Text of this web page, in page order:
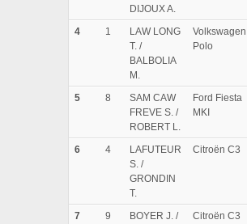
DIJOUX A.
4 1
LAW LONG
T. /
BALBOLIA
M.
Volkswagen
Polo
5 8
SAM CAW
FREVE S. /
ROBERT L.
Ford Fiesta
MKI
6 4
LAFUTEUR
S. /
GRONDIN
T.
Citroën C3
7 9
BOYER J. /
Citroën C3